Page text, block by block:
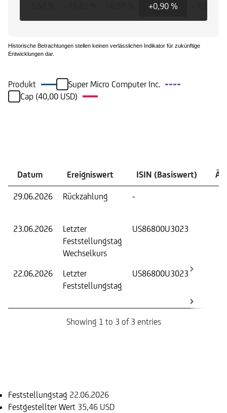
+0,90 %
Historische Betrachtungen stellen keinen verlässlichen Indikator für zukünftige
Entwicklungen dar.
Produkt
Super Micro Computer Inc.
Cap (40,00 USD)
Datum Ereigniswert ISIN (Basiswert)
29.06.2026 Rückzahlung -
23.06.2026
Letzter
Feststellungstag
Wechselkurs
US86800U3023
22.06.2026
Letzter
Feststellungstag
US86800U3023
Showing 1 to 3 of 3 entries
Feststellungstag 22.06.2026
Festgestellter Wert 35,46 USD